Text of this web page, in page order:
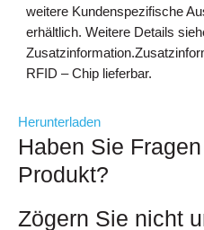
weitere Kundenspezifische
erhältlich. Weitere Details
RFID – Chip lieferbar.
Herunterladen
Haben Sie
Produkt?
Zögern Sie nicht